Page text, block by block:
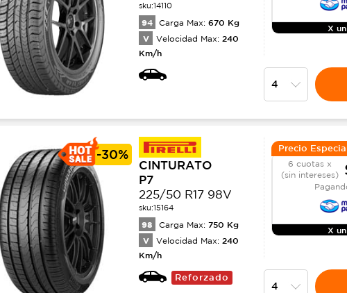
sku:14110
94 Carga Max: 670 Kg
V Velocidad Max: 240
Km/h
X
-30%
CINTURATO
P7
225/50 R17 98V
sku:15164
98 Carga Max: 750 Kg
V Velocidad Max: 240
Km/h
Reforzado
Precio
6 cuotas x
(sin intereses)
X